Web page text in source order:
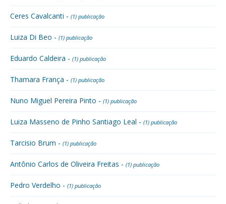
Ceres Cavalcanti - (1) publicação
Luiza Di Beo - (1) publicação
Eduardo Caldeira - (1) publicação
Thamara França - (1) publicação
Nuno Miguel Pereira Pinto - (1) publicação
Luiza Masseno de Pinho Santiago Leal - (1) publicação
Tarcisio Brum - (1) publicação
Antônio Carlos de Oliveira Freitas - (1) publicação
Pedro Verdelho - (1) publicação